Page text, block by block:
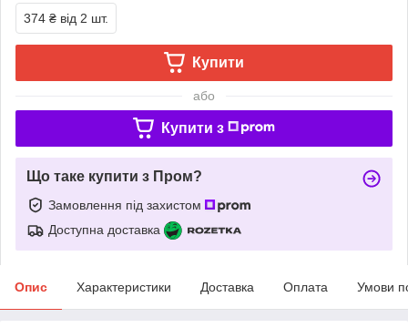
374 ₴ від 2 шт.
Купити
або
Купити з
Що таке купити з Пром?
Замовлення під захистом
Доступна доставка
Опис Характеристики Доставка Оплата Умови